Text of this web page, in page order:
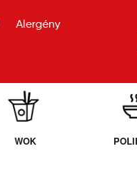
Alergény
WOK